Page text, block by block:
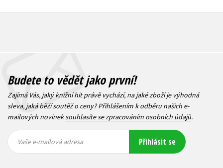
Budete to vědět jako první!
Zajímá Vás, jaký knižní hit právě vychází, na jaké zboží je výhodná
sleva, jaká běží soutěž o ceny? Přihlášením k odběru našich e-
mailových novineksouhlasíte se zpracováním osobních údajů.
mailová
mailová
Vaše e-mailová adresa Přihlásit se